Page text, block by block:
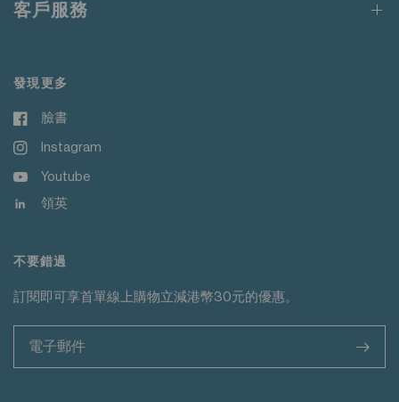
客戶服務
發現更多
臉書
Instagram
Youtube
領英
不要錯過
訂閱即可享首單線上購物立減港幣30元的優惠。
>